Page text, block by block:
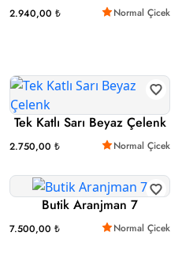
2.940,00 ₺ Normal Çicek
Tek Katlı Sarı Beyaz Çelenk
2.750,00 ₺ Normal Çicek
Butik Aranjman 7
7.500,00 ₺ Normal Çicek